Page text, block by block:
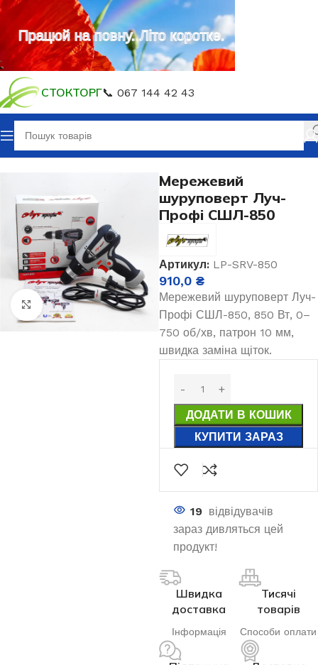
СТОКТОРГ📞 067 144 42 43
Головна Електроінструмент
Клацніть, щоб збільшити
Мережевий
шуруповерт Луч-
Профі СШЛ-850
Артикул: LP-SRV-850
910,0 ₴
Мережевий шуруповерт Луч-
Профі СШЛ-850, 850 Вт, 0–
750 об/хв, патрон 10 мм,
швидка заміна щіток.
ДОДАТИ В КОШИК
КУПИТИ ЗАРАЗ
19 відвідувачів
зараз дивляться цей
продукт!
Швидка
доставка
Інформація
Тисячі
товарів
Способи оплати
Працюй на повну. Літо коротке.